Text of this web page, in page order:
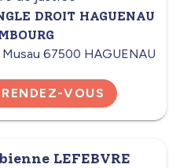
DROIT HAGUENAU
Musau 67500 HAGUENAU
VOUS
LEFEBVRE